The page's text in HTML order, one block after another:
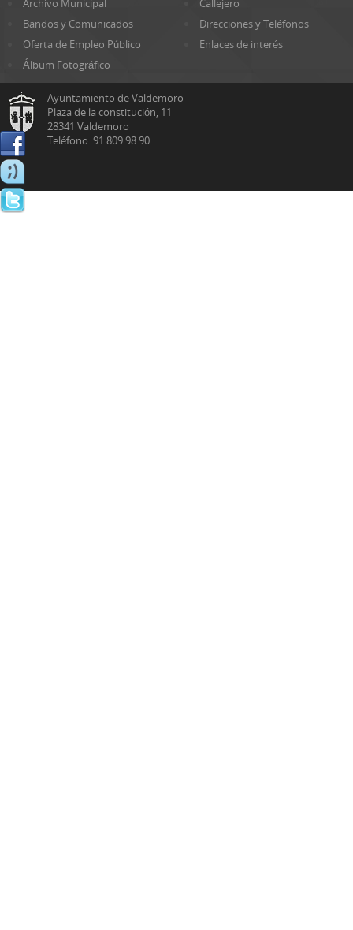
Archivo Municipal
Callejero
Bandos y Comunicados
Direcciones y Teléfonos
Oferta de Empleo Público
Enlaces de interés
Álbum Fotográfico
Ayuntamiento de Valdemoro
Plaza de la constitución, 11
28341 Valdemoro
Teléfono: 91 809 98 90